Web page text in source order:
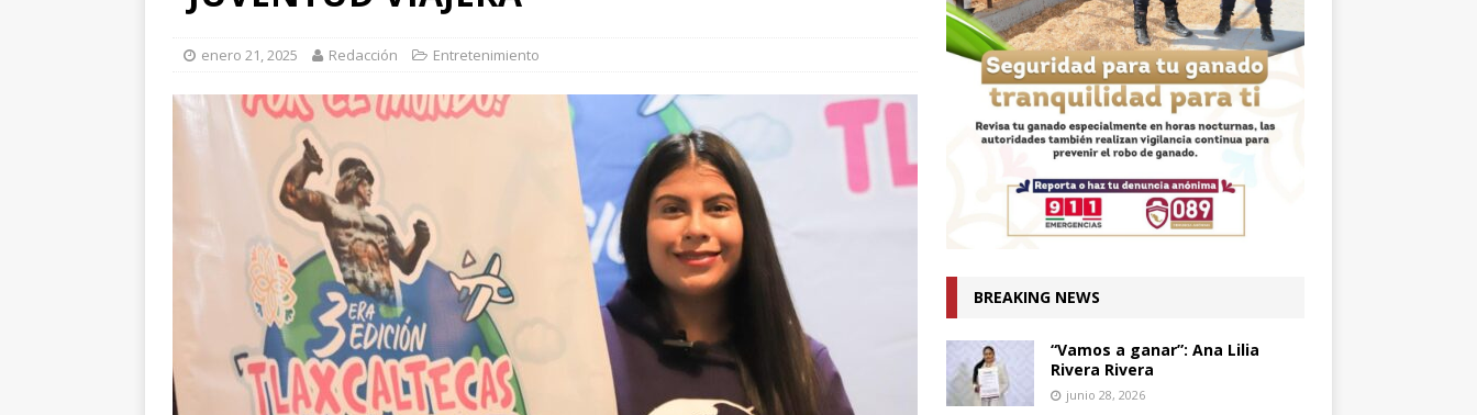
[ abril 15, 2026 ]
Y ESPECIALISTAS QUE ANALIZARÁN LA EXPLOTACIÓN DE GAS NATURAL NO
CONVENCIONAL PARA FORTALECER LA SOBERANÍA ENERGÉTICA*
ECONOMÍA
[ abril 15, 2026 ]
Presenta Ray Vázquez iniciativa para proteger a mujeres de violencia
digital con IA
POLÍTICA
[ abril 13, 2026 ] No es tiempo de simulaciones, sino de acompañar a la Presidenta:
Ana Lilia Rivera
[ abril 13, 2026 ] Confirma Claudia Sheinbaum asistencia a la cumbre en España;
discutirán paz, soberanía y dignidad
MUNDO
enero 21, 2025 Redacción Entretenimiento
BREAKING NEWS
“Vamos a ganar”: Ana Lilia
Rivera Rivera
junio 28, 2026